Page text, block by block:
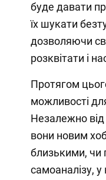
буде давати
їх шукати
дозволяючи
розквітати і
Протягом
можливості
Незалежно
вони новим
близькими, чи
самоаналізу,